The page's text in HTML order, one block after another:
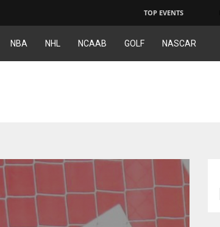
TOP EVENTS
NBA NHL NCAAB GOLF NASCAR